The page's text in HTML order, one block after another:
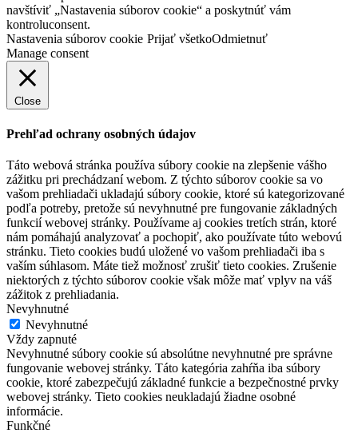
navštíviť „Nastavenia súborov cookie“ a poskytnúť vám
kontroluconsent.
Nastavenia súborov cookie Prijať všetkoOdmietnuť
Manage consent
Close
Prehľad ochrany osobných údajov
Táto webová stránka používa súbory cookie na zlepšenie vášho
zážitku pri prechádzaní webom. Z týchto súborov cookie sa vo
vašom prehliadači ukladajú súbory cookie, ktoré sú kategorizované
podľa potreby, pretože sú nevyhnutné pre fungovanie základných
funkcií webovej stránky. Používame aj cookies tretích strán, ktoré
nám pomáhajú analyzovať a pochopiť, ako používate túto webovú
stránku. Tieto cookies budú uložené vo vašom prehliadači iba s
vaším súhlasom. Máte tiež možnosť zrušiť tieto cookies. Zrušenie
niektorých z týchto súborov cookie však môže mať vplyv na váš
zážitok z prehliadania.
Nevyhnutné
Nevyhnutné
Vždy zapnuté
Nevyhnutné súbory cookie sú absolútne nevyhnutné pre správne
fungovanie webovej stránky. Táto kategória zahŕňa iba súbory
cookie, ktoré zabezpečujú základné funkcie a bezpečnostné prvky
webovej stránky. Tieto cookies neukladajú žiadne osobné
informácie.
Funkčné